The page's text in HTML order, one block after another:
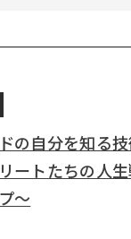
の自分を知る技
ートたちの人
～